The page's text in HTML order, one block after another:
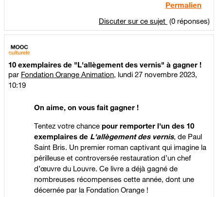
Permalien
Discuter sur ce sujet (0 réponses)
10 exemplaires de "L'allègement des vernis" à gagner !
par Fondation Orange Animation, lundi 27 novembre 2023,
10:19
On aime, on vous fait gagner !
Tentez votre chance pour remporter l'un des 10
exemplaires de L'allègement des vernis, de Paul
Saint Bris. Un premier roman captivant qui imagine la
périlleuse et controversée restauration d’un chef
d’œuvre du Louvre. Ce livre a déjà gagné de
nombreuses récompenses cette année, dont une
décernée par la Fondation Orange !